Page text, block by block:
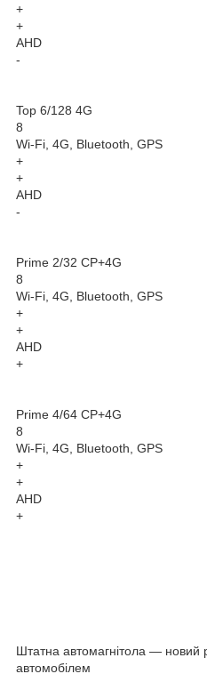
+
+
AHD
-
Top 6/128 4G
8
Wi-Fi, 4G, Bluetooth, GPS
+
+
AHD
-
Prime 2/32 CP+4G
8
Wi-Fi, 4G, Bluetooth, GPS
+
+
AHD
+
Prime 4/64 CP+4G
8
Wi-Fi, 4G, Bluetooth, GPS
+
+
AHD
+
Штатна автомагнітола — новий
автомобілем